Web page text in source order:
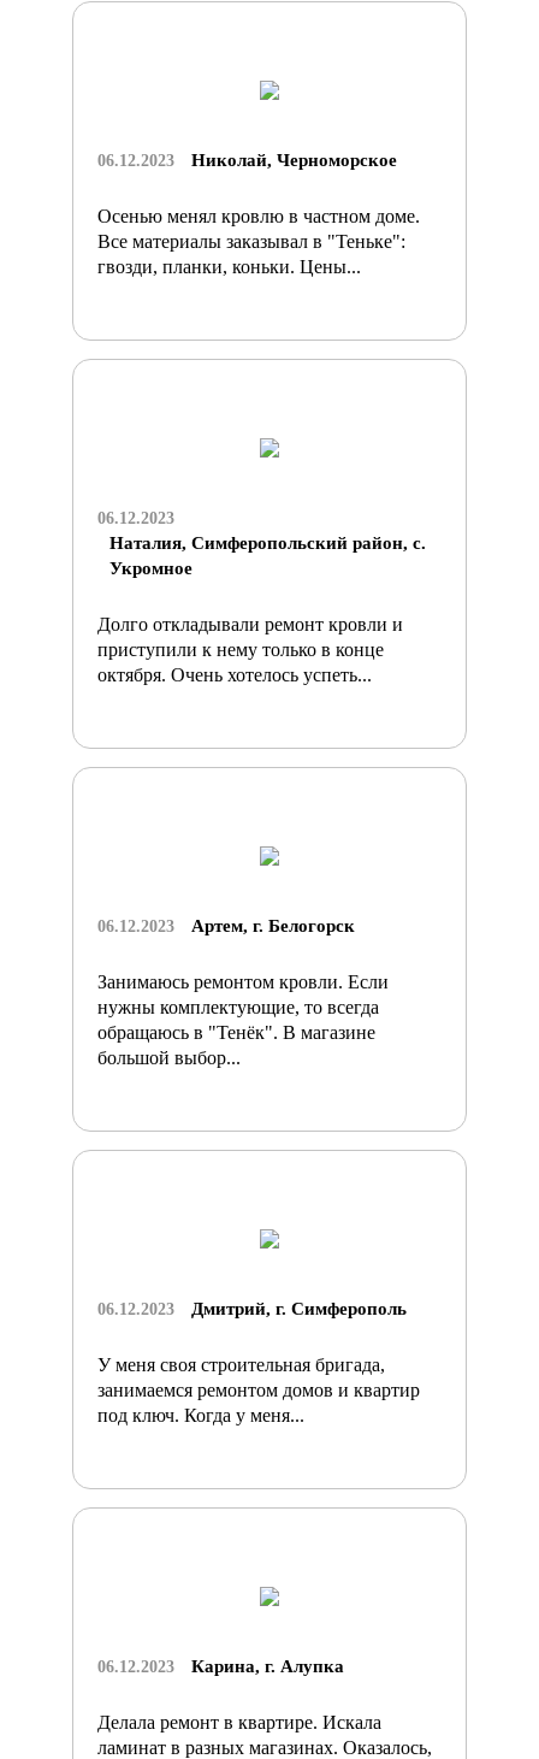
06.12.2023 Николай, Черноморское
Осенью менял кровлю в частном доме.
Все материалы заказывал в "Теньке":
гвозди, планки, коньки. Цены...
06.12.2023
Наталия, Симферопольский район, с.
Укромное
Долго откладывали ремонт кровли и
приступили к нему только в конце
октября. Очень хотелось успеть...
06.12.2023 Артем, г. Белогорск
Занимаюсь ремонтом кровли. Если
нужны комплектующие, то всегда
обращаюсь в "Тенёк". В магазине
большой выбор...
06.12.2023 Дмитрий, г. Симферополь
У меня своя строительная бригада,
занимаемся ремонтом домов и квартир
под ключ. Когда у меня...
06.12.2023 Карина, г. Алупка
Делала ремонт в квартире. Искала
ламинат в разных магазинах. Оказалось,